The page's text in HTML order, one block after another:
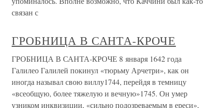
связан с
ГРОБНИЦА В САНТА-КРОЧЕ
ГРОБНИЦА В САНТА-КРОЧЕ 8 января 1642 года
Галилео Галилей покинул «тюрьму Арчетри», как он
иногда называл свою виллу1744, перейдя в темницу
«всеобщую, более тяжелую и вечную»1745. Он умер
узником инквизиции, «сильно подозреваемым в ереси»,